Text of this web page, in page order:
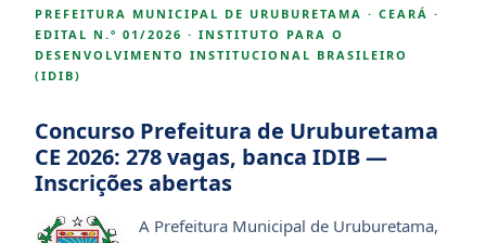
PREFEITURA MUNICIPAL DE URUBURETAMA · CEARÁ ·
EDITAL N.º 01/2026 · INSTITUTO PARA O
DESENVOLVIMENTO INSTITUCIONAL BRASILEIRO
(IDIB)
Concurso Prefeitura de Uruburetama
CE 2026: 278 vagas, banca IDIB —
Inscrições abertas
A Prefeitura Municipal de Uruburetama,